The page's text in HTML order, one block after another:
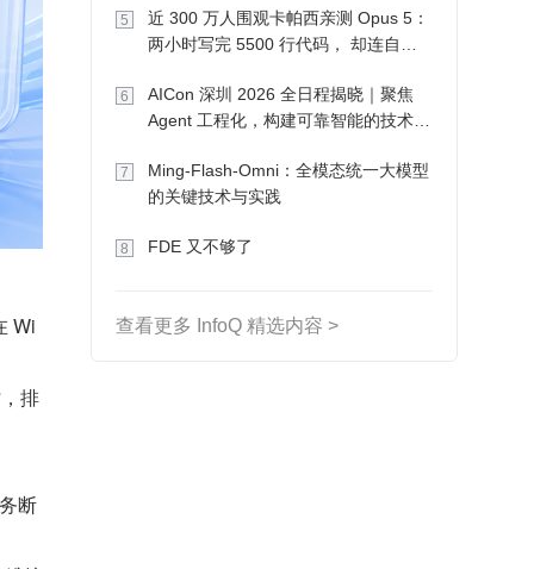
Wi
排
断
5
近 300 万人围观卡帕西亲测 Opus 5：
两小时写完 5500 行代码， 却连自己
6
AICon 深圳 2026 全日程揭晓｜聚焦
Agent 工程化，构建可靠智能的技术路
7
Ming-Flash-Omni：全模态统一大模型
的关键技术与实践
8 FDE 又不够了
查看更多 InfoQ 精选内容 >